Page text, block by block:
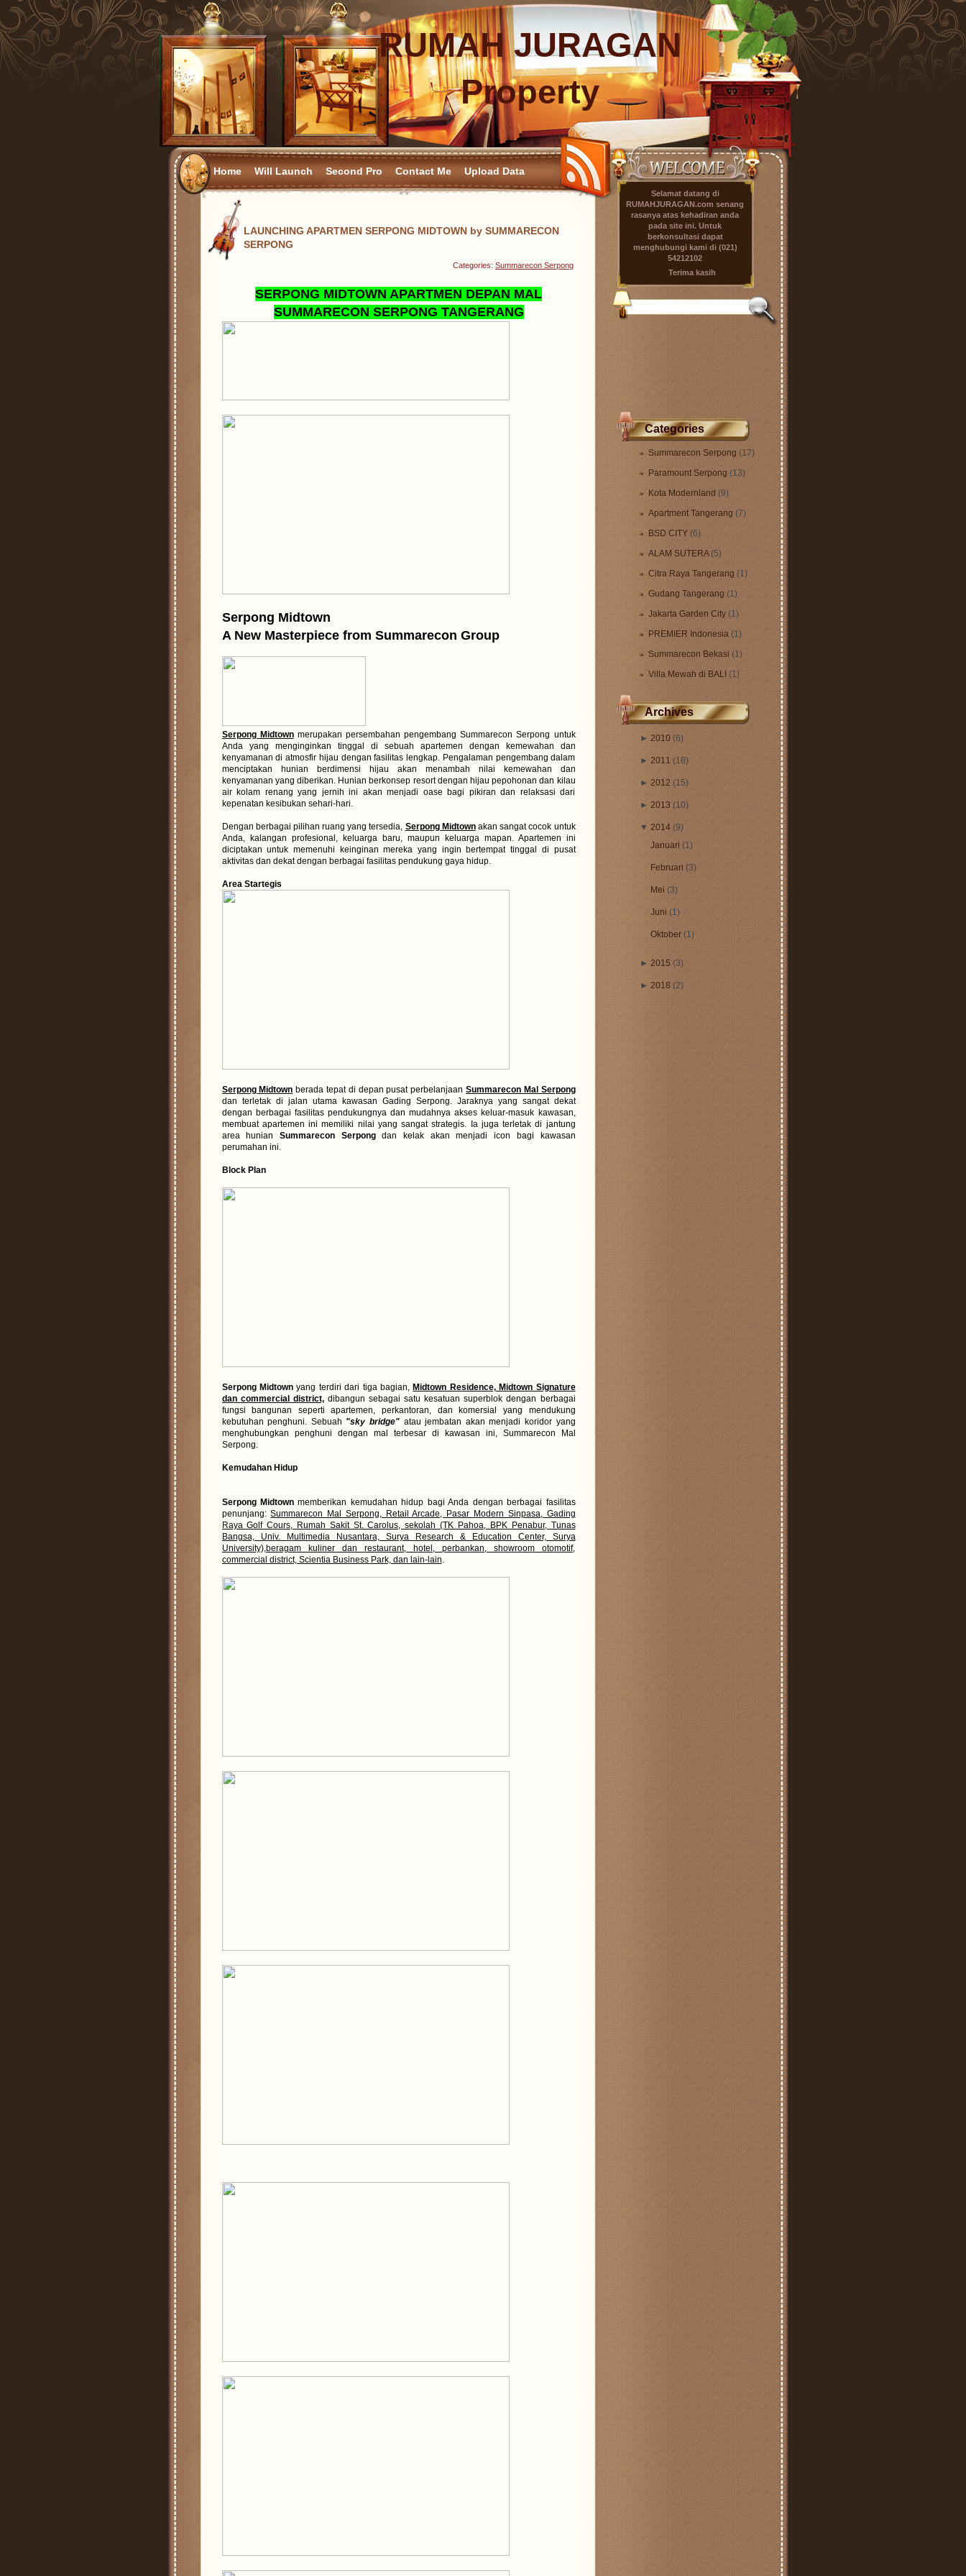
RUMAH JURAGAN
Property
Home Will Launch Second Pro Contact Me Upload Data
Selamat datang di
RUMAHJURAGAN.com senang
rasanya atas kehadiran anda
pada site ini. Untuk
berkonsultasi dapat
menghubungi kami di (021)
54212102
Terima kasih
Categories
Summarecon Serpong (17)
Paramount Serpong (13)
Kota Modernland (9)
Apartment Tangerang (7)
BSD CITY (6)
ALAM SUTERA(5)
Citra Raya Tangerang (1)
Gudang Tangerang (1)
Jakarta Garden City (1)
PREMIER Indonesia (1)
Summarecon Bekasi (1)
Villa Mewah di BALI (1)
Archives
► 2010 (6)
► 2011 (18)
► 2012 (15)
► 2013 (10)
▼ 2014 (9)
Januari (1)
Februari (3)
Mei (3)
Juni (1)
Oktober (1)
► 2015 (3)
► 2018 (2)
LAUNCHING APARTMEN SERPONG MIDTOWN by SUMMARECON
SERPONG
Categories: Summarecon Serpong
SERPONG MIDTOWN APARTMEN DEPAN MAL
SUMMARECON SERPONG TANGERANG
Serpong Midtown
A New Masterpiece from Summarecon Group
Serpong Midtownmerupakan persembahan pengembang Summarecon Serpong untuk
Anda yang menginginkan tinggal di sebuah apartemen dengan kemewahan dan
kenyamanan di atmosfir hijau dengan fasilitas lengkap. Pengalaman pengembang dalam
menciptakan hunian berdimensi hijau akan menambah nilai kemewahan dan
kenyamanan yang diberikan. Hunian berkonsep resort dengan hijau pepohonan dan kilau
air kolam renang yang jernih ini akan menjadi oase bagi pikiran dan relaksasi dari
kepenatan kesibukan sehari-hari.
Dengan berbagai pilihan ruang yang tersedia, Serpong Midtownakan sangat cocok untuk
Anda, kalangan profesional, keluarga baru, maupun keluarga mapan. Apartemen ini
diciptakan untuk memenuhi keinginan mereka yang ingin bertempat tinggal di pusat
aktivitas dan dekat dengan berbagai fasilitas pendukung gaya hidup.
Area Startegis
Serpong Midtown berada tepat di depan pusat perbelanjaan Summarecon Mal Serpong
dan terletak di jalan utama kawasan Gading Serpong. Jaraknya yang sangat dekat
dengan berbagai fasilitas pendukungnya dan mudahnya akses keluar-masuk kawasan,
membuat apartemen ini memiliki nilai yang sangat strategis. Ia juga terletak di jantung
area hunian Summarecon Serpongdan kelak akan menjadi icon bagi kawasan
perumahan ini.
Block Plan
Serpong Midtownyang terdiri dari tiga bagian, Midtown Residence, Midtown Signature
dan commercial district,dibangun sebagai satu kesatuan superblok dengan berbagai
fungsi bangunan seperti apartemen, perkantoran, dan komersial yang mendukung
kebutuhan penghuni. Sebuah "sky bridge"atau jembatan akan menjadi koridor yang
menghubungkan penghuni dengan mal terbesar di kawasan ini, Summarecon Mal
Serpong.
Kemudahan Hidup
Serpong Midtownmemberikan kemudahan hidup bagi Anda dengan berbagai fasilitas
penunjang:Summarecon Mal Serpong, Retail Arcade, Pasar Modern Sinpasa, Gading
Raya Golf Cours, Rumah Sakit St. Carolus, sekolah (TK Pahoa, BPK Penabur, Tunas
Bangsa, Univ. Multimedia Nusantara, Surya Research & Education Center, Surya
University),beragam kuliner dan restaurant, hotel, perbankan, showroom otomotif,
commercial district, Scientia Business Park, dan lain-lain.